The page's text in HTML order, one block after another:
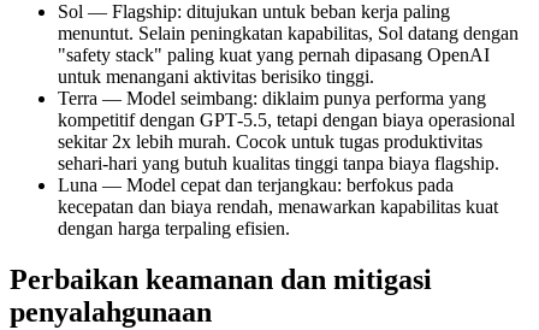
Sol — Flagship: ditujukan untuk beban kerja paling
menuntut. Selain peningkatan kapabilitas, Sol datang dengan
"safety stack" paling kuat yang pernah dipasang OpenAI
untuk menangani aktivitas berisiko tinggi.
Terra — Model seimbang: diklaim punya performa yang
kompetitif dengan GPT‑5.5, tetapi dengan biaya operasional
sekitar 2x lebih murah. Cocok untuk tugas produktivitas
sehari‑hari yang butuh kualitas tinggi tanpa biaya flagship.
Luna — Model cepat dan terjangkau: berfokus pada
kecepatan dan biaya rendah, menawarkan kapabilitas kuat
dengan harga terpaling efisien.
Perbaikan keamanan dan mitigasi
penyalahgunaan